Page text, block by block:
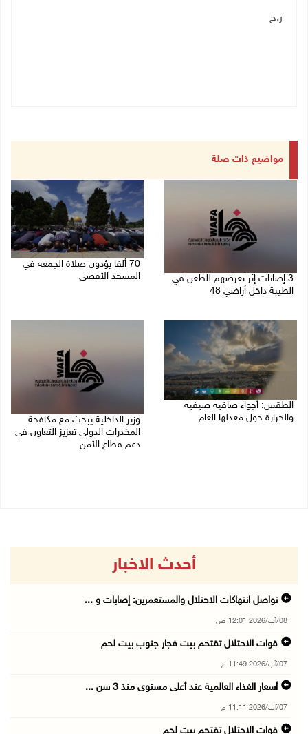
ر.ح
مواضيع ذات صلة
3 إصابات إثر تعرضهم للطعن في
الطيبة داخل أراضي 48
70 ألفا يؤدون صلاة الجمعة في
المسجد الأقصى
الطقس: أجواء صافية صيفية
والحرارة حول معدلها العام
وزير الداخلية يبحث مع مكافحة
المخدرات الدولي تعزيز التعاون في
دعم قطاع الأمن
أحدث الاخبار
تواصل انتهاكات الاحتلال والمستعمرين: إصابات و ...
08/آب/2026 12:01 ص
قوات الاحتلال تقتحم بيت فجار جنوب بيت لحم
07/آب/2026 11:49 م
أسعار الغذاء العالمية عند أعلى مستوى منذ 3 سن ...
07/آب/2026 11:11 م
قوات الاحتلال تقتحم بيت لحم